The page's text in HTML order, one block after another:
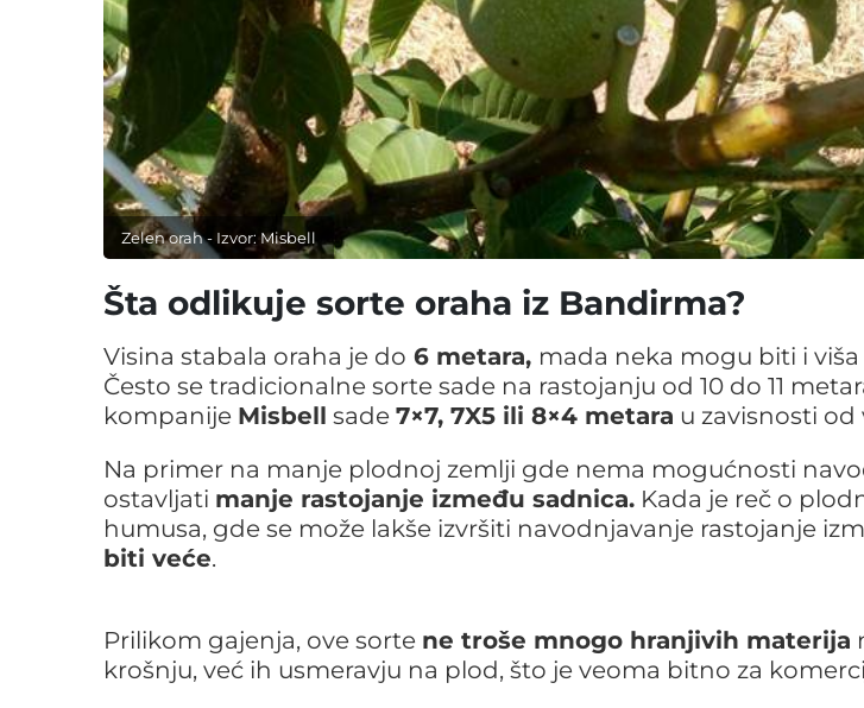
Zelen orah - Izvor: Misbell
Šta odlikuje sorte oraha iz Bandirma?
Visina stabala oraha je do 6 metara, mada neka mogu biti i
Često se tradicionalne sorte sade na rastojanju od 10 do 11
kompanije Misbell sade 7×7, 7X5 ili 8×4 metara u zavisnosti od
Na primer na manje plodnoj zemlji gde nema mogućnosti
ostavljati manje rastojanje između sadnica. Kada je reč o
humusa, gde se može lakše izvršiti navodnjavanje rastojanje
biti veće.
Prilikom gajenja, ove sorte ne troše mnogo hranjivih materija
krošnju, već ih usmeravju na plod, što je veoma bitno za